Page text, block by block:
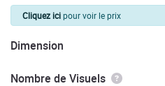
Cliquez icipour voir le prix
Dimension
Nombre de Visuels